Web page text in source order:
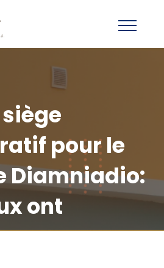
pour le
Diamniadio:
ont